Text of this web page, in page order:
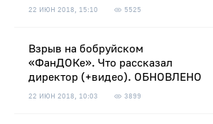
22 ИЮН 2018, 15:10 5525
Взрыв на бобруйском
«ФанДОКе». Что рассказал
директор (+видео). ОБНОВЛЕНО
22 ИЮН 2018, 10:03 3899